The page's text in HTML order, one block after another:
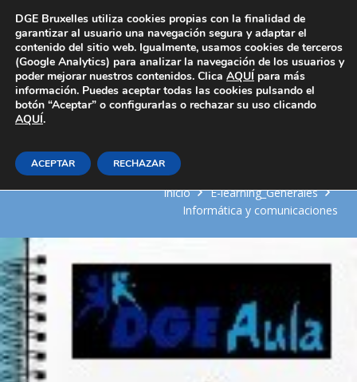
Área Privada
Programa de tratamiento de
textos
Inicio
E-learning_Generales
Informática y comunicaciones
DGE Bruxelles utiliza cookies propias con la finalidad de
garantizar al usuario una navegación segura y adaptar el
contenido del sitio web. Igualmente, usamos cookies de terceros
(Google Analytics) para analizar la navegación de los usuarios y
poder mejorar nuestros contenidos. Clica AQUÍ para más
información. Puedes aceptar todas las cookies pulsando el
botón “Aceptar” o configurarlas o rechazar su uso clicando
AQUÍ.
ACEPTAR RECHAZAR